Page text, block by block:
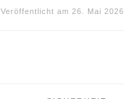
Veröffentlicht am 26. Mai 2026